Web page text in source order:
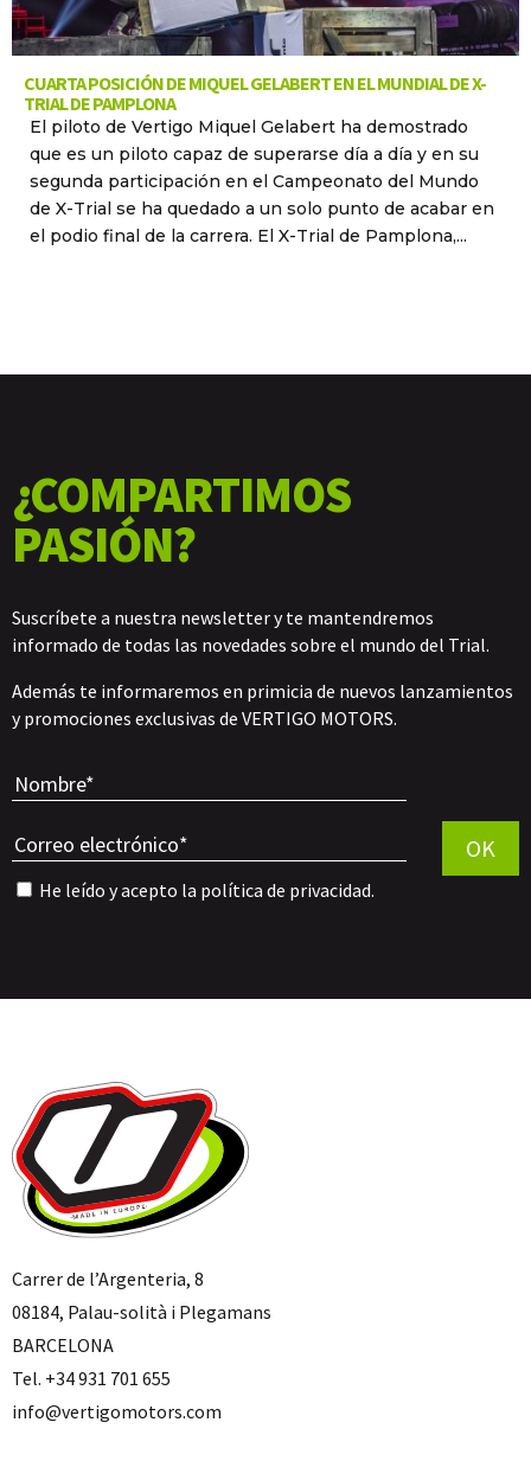
CUARTA POSICIÓN DE MIQUEL GELABERT EN EL MUNDIAL DE X-
TRIAL DE PAMPLONA
El piloto de Vertigo Miquel Gelabert ha demostrado
que es un piloto capaz de superarse día a día y en su
segunda participación en el Campeonato del Mundo
de X-Trial se ha quedado a un solo punto de acabar en
el podio final de la carrera. El X-Trial de Pamplona,...
¿COMPARTIMOS
PASIÓN?
Suscríbete a nuestra newsletter y te mantendremos
informado de todas las novedades sobre el mundo del Trial.
Además te informaremos en primicia de nuevos lanzamientos
y promociones exclusivas de VERTIGO MOTORS.
He leído y acepto la política de privacidad.
OK
Carrer de l’Argenteria, 8
08184, Palau-solità i Plegamans
BARCELONA
Tel. +34 931 701 655
info@vertigomotors.com